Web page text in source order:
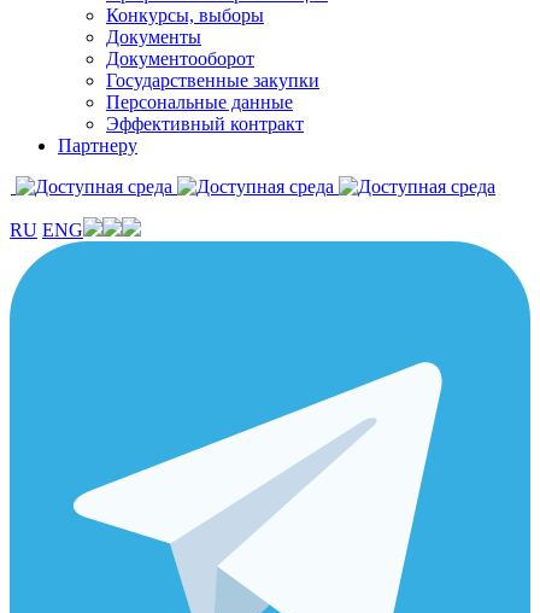
Конкурсы, выборы
Документы
Документооборот
Государственные закупки
Персональные данные
Эффективный контракт
Партнеру
RU ENG